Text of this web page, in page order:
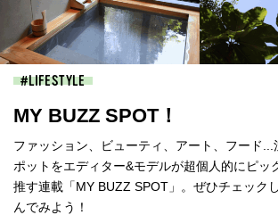
LIFESTYLE
MY BUZZ SPOT！
ファッション、ビューティ、アート、フード...
ポットをエディター&モデルが超個人的にピッ
推す連載「MY BUZZ SPOT」。ぜひチェック
んでみよう！